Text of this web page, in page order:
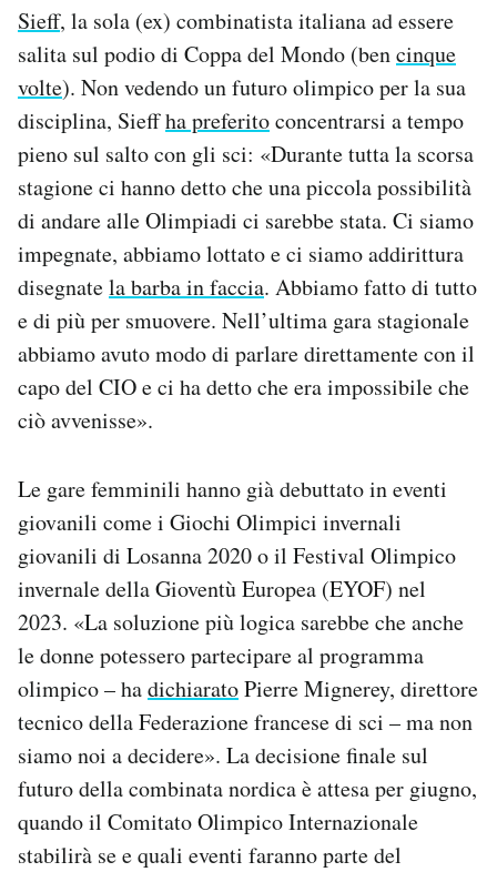
Sieff, la sola (ex) combinatista italiana ad essere
salita sul podio di Coppa del Mondo (bencinque
volte). Non vedendo un futuro olimpico per la sua
disciplina, Sieffha preferitoconcentrarsi a tempo
pieno sul salto con gli sci: «Durante tutta la scorsa
stagione ci hanno detto che una piccola possibilità
di andare alle Olimpiadi ci sarebbe stata. Ci siamo
impegnate, abbiamo lottato e ci siamo addirittura
disegnatela barba in faccia. Abbiamo fatto di tutto
e di più per smuovere. Nell’ultima gara stagionale
abbiamo avuto modo di parlare direttamente con il
capo del CIO e ci ha detto che era impossibile che
ciò avvenisse».
Le gare femminili hanno già debuttato in eventi
giovanili come i Giochi Olimpici invernali
giovanili di Losanna 2020 o il Festival Olimpico
invernale della Gioventù Europea (EYOF) nel
2023. «La soluzione più logica sarebbe che anche
le donne potessero partecipare al programma
olimpico – hadichiaratoPierre Mignerey, direttore
tecnico della Federazione francese di sci – ma non
siamo noi a decidere». La decisione finale sul
futuro della combinata nordica è attesa per giugno,
quando il Comitato Olimpico Internazionale
stabilirà se e quali eventi faranno parte del